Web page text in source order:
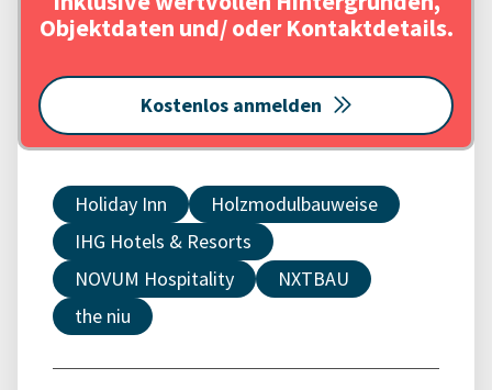
Objektdaten und/ oder Kontaktdetails.
Kostenlos anmelden
Holiday Inn
Holzmodulbauweise
IHG Hotels & Resorts
NOVUM Hospitality
NXTBAU
the niu